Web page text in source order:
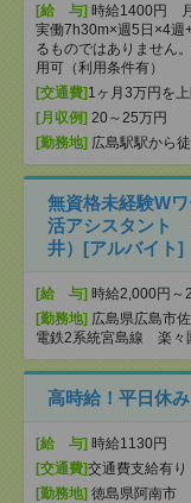
[給 与] 時給1400円
実働7h30m×週5日×4
るものではありません
用可（利用条件有）
[交通費]1ヶ月3万円を
[月収例] 20～25万円
[勤務地] 広島駅駅から
無資格未経験W
活アシスタント
井）[アルバイト]
[給 与] 時給2,000円～
[勤務地] 広島県広島市
電鉄2系統宮島線 楽々
高時給！平日休
[給 与] 時給1130円
[交通費]交通費支給有り
[勤務地] 徳島県阿南市